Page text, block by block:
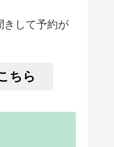
きして予約が
ちら